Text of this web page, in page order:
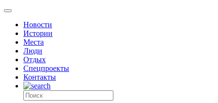
Новости
Истории
Места
Люди
Отдых
Спецпроекты
Контакты